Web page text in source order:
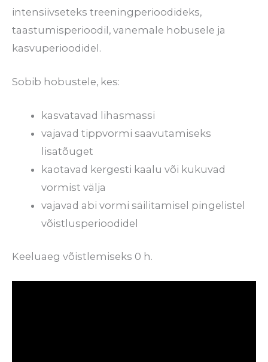
intensiivseteks treeningperioodideks,
taastumisperioodil, vanemale hobusele ja
kasvuperioodidel.
Sobib hobustele, kes:
kasvatavad lihasmassi
vajavad tippvormi saavutamiseks
lisatõuget
kaotavad kergesti kaalu või kukuvad
vormist välja
vajavad abi vormi säilitamisel pingelistel
võistlusperioodidel
Keeluaeg võistlemiseks 0 h.